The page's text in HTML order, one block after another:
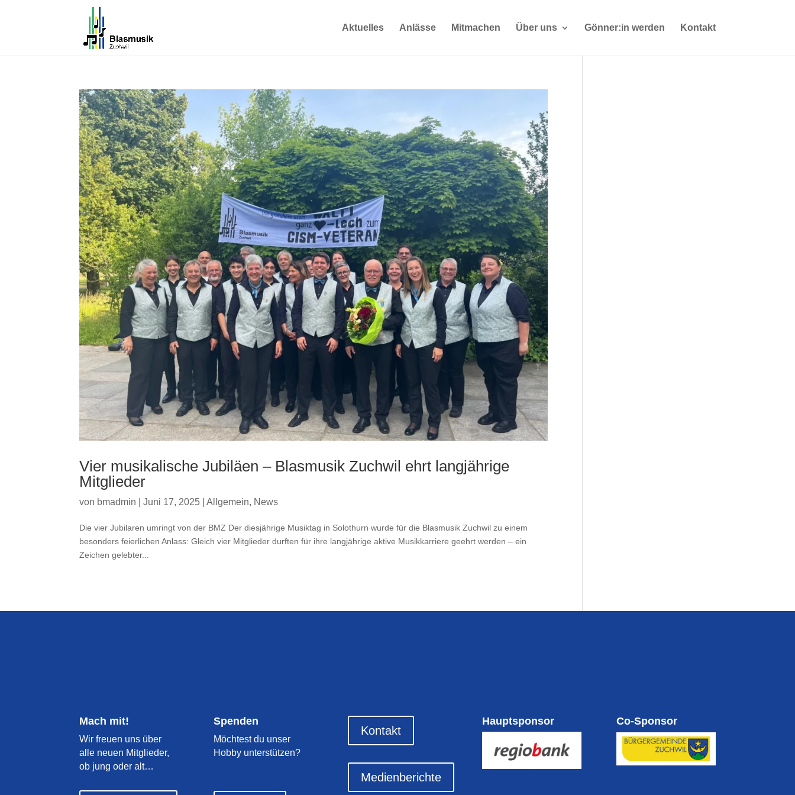
Aktuelles Anlässe Mitmachen Über uns Gönner:in werden Kontakt
Vier musikalische Jubiläen – Blasmusik Zuchwil ehrt langjährige
Mitglieder
von bmadmin |Juni 17, 2025 |Allgemein, News
Die vier Jubilaren umringt von der BMZ Der diesjährige Musiktag in Solothurn wurde für die Blasmusik Zuchwil zu einem
besonders feierlichen Anlass: Gleich vier Mitglieder durften für ihre langjährige aktive Musikkarriere geehrt werden – ein
Zeichen gelebter...
Mach mit!
Wir freuen uns über
alle neuen Mitglieder,
ob jung oder alt…
Spenden
Möchtest du unser
Hobby unterstützen?
Kontakt
Medienberichte
Hauptsponsor Co-Sponsor